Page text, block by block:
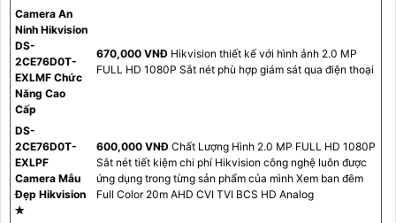
Camera An
Ninh Hikvision
DS-
2CE76D0T-
EXLMF Chức
Năng Cao
Cấp
670,000 VNĐ Hikvision thiết kế với hình ảnh 2.0 MP
FULL HD 1080P Sắt nét phù hợp giám sát qua điện thoại
DS-
2CE76D0T-
EXLPF
Camera Mẫu
Đẹp Hikvision
✮
600,000 VNĐ Chất Lượng Hình 2.0 MP FULL HD 1080P
Sắt nét tiết kiệm chi phí Hikvision công nghệ luôn được
ứng dụng trong từng sản phẩm của mình Xem ban đêm
Full Color 20m AHD CVI TVI BCS HD Analog